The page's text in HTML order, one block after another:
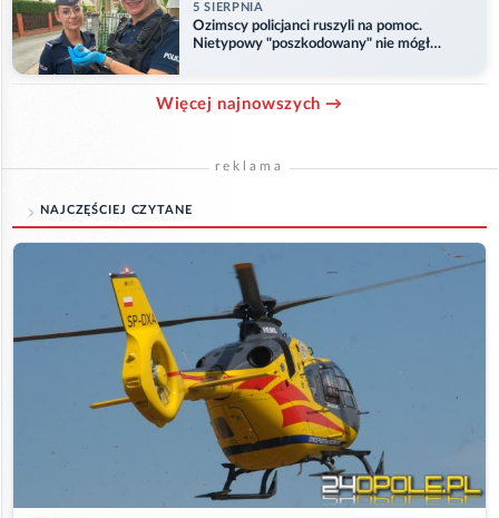
5 SIERPNIA
Ozimscy policjanci ruszyli na pomoc.
Nietypowy "poszkodowany" nie mógł
Więcej najnowszych →
reklama
NAJCZĘŚCIEJ CZYTANE